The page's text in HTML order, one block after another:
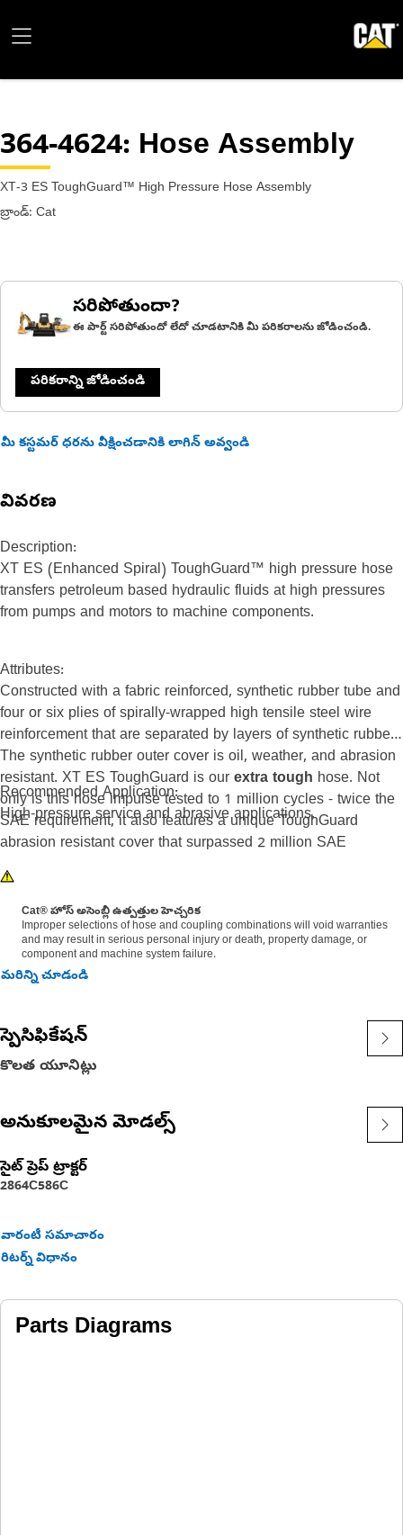
364-4624: Hose Assembly
XT-3 ES ToughGuard™ High Pressure Hose Assembly
బ్రాండ్: Cat
సరిపోతుందా?
ఈ పార్ట్ సరిపోతుందో లేదో చూడటానికి మీ పరికరాలను జోడించండి.
పరికరాన్ని జోడించండి
మీ కస్టమర్ ధరను వీక్షించడానికి లాగిన్ అవ్వండి
వివరణ
Description:
XT ES (Enhanced Spiral) ToughGuard™ high pressure hose
transfers petroleum based hydraulic fluids at high pressures
from pumps and motors to machine components.
Attributes:
Constructed with a fabric reinforced, synthetic rubber tube and
four or six plies of spirally-wrapped high tensile steel wire
reinforcement that are separated by layers of synthetic rubber.
The synthetic rubber outer cover is oil, weather, and abrasion
resistant. XT ES ToughGuard is our extra tough hose. Not
only is this hose impulse tested to 1 million cycles - twice the
SAE requirement, it also features a unique ToughGuard
abrasion resistant cover that surpassed 2 million SAE
abrasion test cycles without any signs of wear. Cat® XT ES
ToughGuard hose is also designed to work at half the SAE
bend radius. This means they bend better in tight places and
substantially reduce hose length requirements. These features
provide easier installation, long life and excellent
dependability.
Recommended Application:
High-pressure service and abrasive applications.
Cat® హోస్ అసెంబ్లీ ఉత్పత్తుల హెచ్చరిక
Improper selections of hose and coupling combinations will void warranties
and may result in serious personal injury or death, property damage, or
component and machine system failure.
మరిన్ని చూడండి
స్పెసిఫికేషన్
కొలత యూనిట్లు
అనుకూలమైన మోడల్స్
సైట్ ప్రెప్ ట్రాక్టర్
2864C586C
వారంటీ సమాచారం
రిటర్న్ విధానం
Parts Diagrams